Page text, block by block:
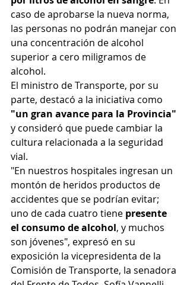
caso de aprobarse la nueva norma,
las personas no podrán manejar con
una concentración de alcohol
superior a cero miligramos de
alcohol.
El ministro de Transporte, por su
parte, destacó a la iniciativa como
"un gran avance para la Provincia"
y consideró que puede cambiar la
cultura relacionada a la seguridad
vial.
"En nuestros hospitales ingresan un
montón de heridos productos de
accidentes que se podrían evitar;
uno de cada cuatro tiene presente
el consumo de alcohol, y muchos
son jóvenes", expresó en su
exposición la vicepresidenta de la
Comisión de Transporte, la senadora